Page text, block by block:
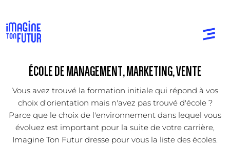
ÉCOLE DE MANAGEMENT, MARKETING, VENTE
Vous avez trouvé la formation initiale qui répond à vos
choix d'orientation mais n'avez pas trouvé d'école ?
Parce que le choix de l'environnement dans lequel vous
évoluez est important pour la suite de votre carrière,
Imagine Ton Futur dresse pour vous la liste des écoles.